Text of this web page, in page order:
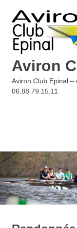
Skip
to
content
Aviron
Aviron Club Epinal –
06.88.79.15.11